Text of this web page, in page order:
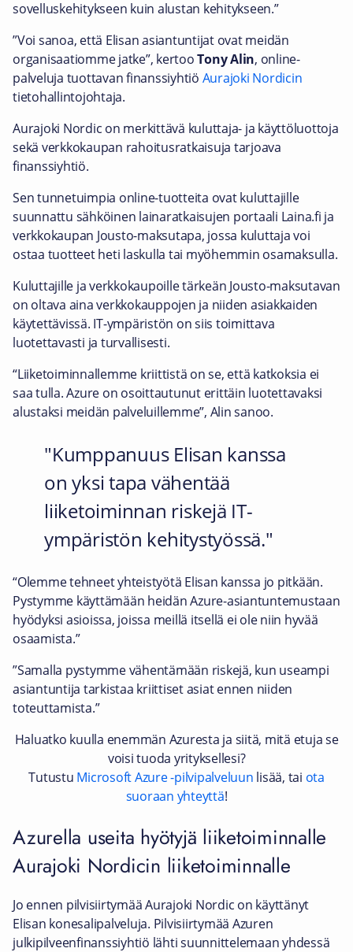
sovelluskehitykseen kuin alustan kehitykseen.”
”Voi sanoa, että Elisan asiantuntijat ovat meidän
organisaatiomme jatke”, kertooTony Alin, online-
palveluja tuottavan finanssiyhtiö Aurajoki Nordicin
tietohallintojohtaja.
Aurajoki Nordic on merkittävä kuluttaja- ja käyttöluottoja
sekä verkkokaupan rahoitusratkaisuja tarjoava
finanssiyhtiö.
Sen tunnetuimpia online-tuotteita ovat kuluttajille
suunnattu sähköinen lainaratkaisujen portaali Laina.fi ja
verkkokaupan Jousto-maksutapa, jossa kuluttaja voi
ostaa tuotteet heti laskulla tai myöhemmin osamaksulla.
Kuluttajille ja verkkokaupoille tärkeän Jousto-maksutavan
on oltava aina verkkokauppojen ja niiden asiakkaiden
käytettävissä. IT-ympäristön on siis toimittava
luotettavasti ja turvallisesti.
“Liiketoiminnallemme kriittistä on se, että katkoksia ei
saa tulla. Azure on osoittautunut erittäin luotettavaksi
alustaksi meidän palveluillemme”, Alin sanoo.
Kumppanuus Elisan kanssa
on yksi tapa vähentää
liiketoiminnan riskejä IT-
ympäristön kehitystyössä.
“Olemme tehneet yhteistyötä Elisan kanssa jo pitkään.
Pystymme käyttämään heidän Azure-asiantuntemustaan
hyödyksi asioissa, joissa meillä itsellä ei ole niin hyvää
osaamista.”
”Samalla pystymme vähentämään riskejä, kun useampi
asiantuntija tarkistaa kriittiset asiat ennen niiden
toteuttamista.”
Haluatko kuulla enemmän Azuresta ja siitä, mitä etuja se
voisi tuoda yrityksellesi?
Tutustu Microsoft Azure -pilvipalveluun lisää, tai ota
suoraan yhteyttä!
Azurella useita hyötyjä liiketoiminnalle
Aurajoki Nordicin liiketoiminnalle
Jo ennen pilvisiirtymää Aurajoki Nordic on käyttänyt
Elisan konesalipalveluja. Pilvisiirtymää Azuren
julkipilveenfinanssiyhtiö lähti suunnittelemaan yhdessä